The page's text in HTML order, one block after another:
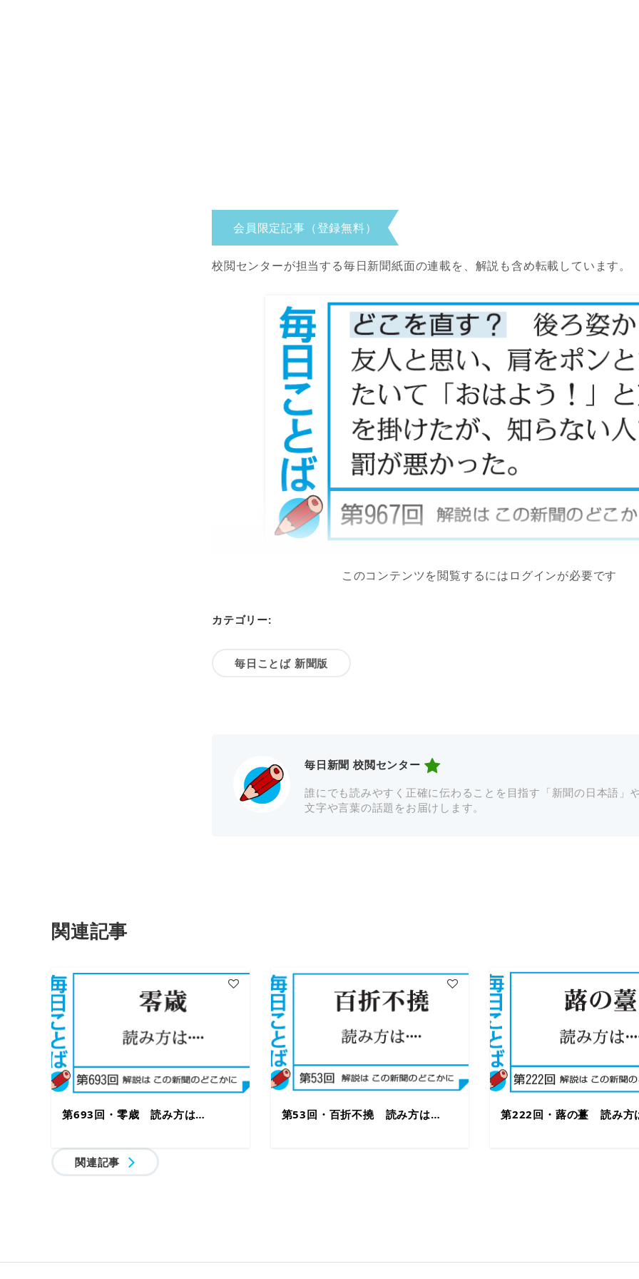
会員限定記事（登録無料）
校閲センターが担当する毎日新聞紙面の連載を、解説も含め転載しています。
このコンテンツを閲覧するにはログインが必要です
カテゴリー:
毎日ことば 新聞版
毎日新聞 校閲センター
誰にでも読みやすく正確に伝わることを目指す「新聞の日本語」
文字や言葉の話題をお届けします。
関連記事
第693回・零歳 読み方は… 第53回・百折不撓 読み方は… 第222回・蕗の薹 読み方
関連記事